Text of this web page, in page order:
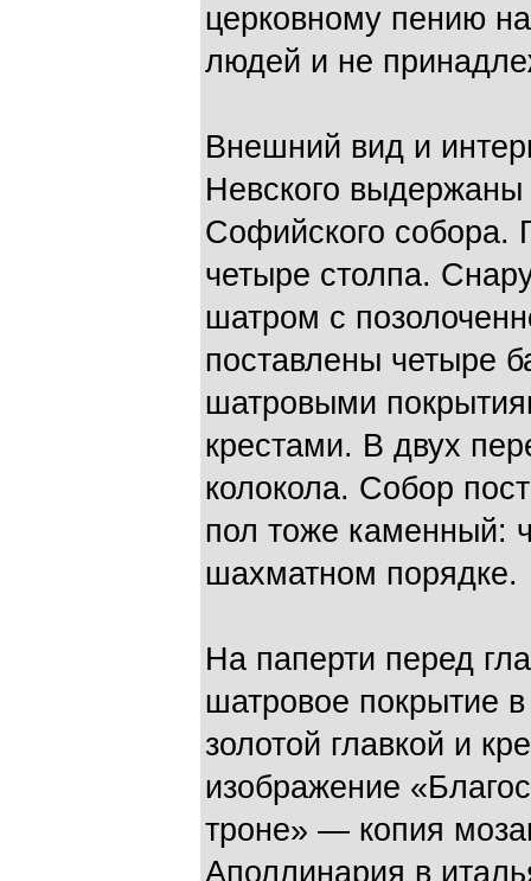
церковному пению
людей и не
Внешний вид и
Невского выдержаны
Софийского собора.
четыре столпа.
шатром с
поставлены четыре
шатровыми
крестами. В двух
колокола. Собор
пол тоже каменный:
шахматном порядке.
На паперти перед
шатровое покрытие
золотой главкой и
изображение
троне» — копия
Аполлинария в